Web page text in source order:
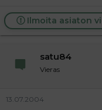
Ilmoita asiaton
satu84
Vieras
13.07.2004